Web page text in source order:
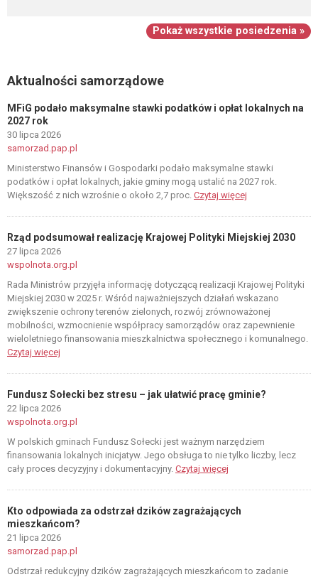
Pokaż wszystkie posiedzenia »
Aktualności samorządowe
MFiG podało maksymalne stawki podatków i opłat lokalnych na
2027 rok
30 lipca 2026
samorzad.pap.pl
Ministerstwo Finansów i Gospodarki podało maksymalne stawki
podatków i opłat lokalnych, jakie gminy mogą ustalić na 2027 rok.
Większość z nich wzrośnie o około 2,7 proc. Czytaj więcej
Rząd podsumował realizację Krajowej Polityki Miejskiej 2030
27 lipca 2026
wspolnota.org.pl
Rada Ministrów przyjęła informację dotyczącą realizacji Krajowej Polityki
Miejskiej 2030 w 2025 r. Wśród najważniejszych działań wskazano
zwiększenie ochrony terenów zielonych, rozwój zrównoważonej
mobilności, wzmocnienie współpracy samorządów oraz zapewnienie
wieloletniego finansowania mieszkalnictwa społecznego i komunalnego.
Czytaj więcej
Fundusz Sołecki bez stresu – jak ułatwić pracę gminie?
22 lipca 2026
wspolnota.org.pl
W polskich gminach Fundusz Sołecki jest ważnym narzędziem
finansowania lokalnych inicjatyw. Jego obsługa to nie tylko liczby, lecz
cały proces decyzyjny i dokumentacyjny. Czytaj więcej
Kto odpowiada za odstrzał dzików zagrażających
mieszkańcom?
21 lipca 2026
samorzad.pap.pl
Odstrzał redukcyjny dzików zagrażających mieszkańcom to zadanie